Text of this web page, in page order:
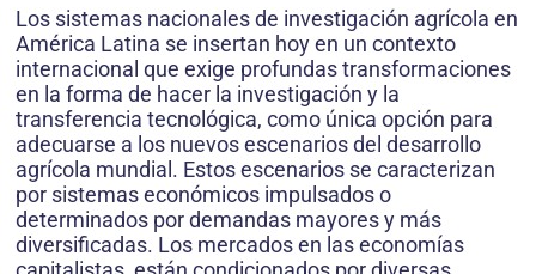
Los sistemas nacionales de investigación agrícola en
América Latina se insertan hoy en un contexto
internacional que exige profundas transformaciones
en la forma de hacer la investigación y la
transferencia tecnológica, como única opción para
adecuarse a los nuevos escenarios del desarrollo
agrícola mundial. Estos escenarios se caracterizan
por sistemas económicos impulsados o
determinados por demandas mayores y más
diversificadas. Los mercados en las economías